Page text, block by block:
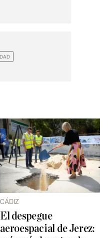
CÁDIZ
El despegue
aeroespacial de Jerez: